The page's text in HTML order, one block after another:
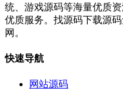
统、游戏源码等海量优质
优质服务。找源码下载源
网。
快速导航
网站源码